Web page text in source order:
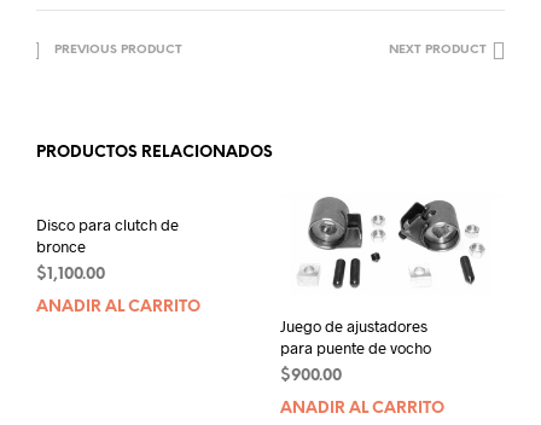
PREVIOUS PRODUCT NEXT PRODUCT
PRODUCTOS RELACIONADOS
Disco para clutch de
bronce
$1,100.00
AÑADIR AL CARRITO
Juego de ajustadores
para puente de vocho
$900.00
AÑADIR AL CARRITO